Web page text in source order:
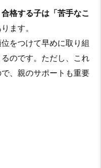
合格する子は「苦手なこ
ます。
をつけて早めに取り組
のです。ただし、これ
、親のサポートも重要